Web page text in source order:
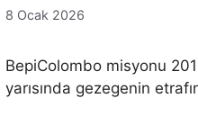
8 Ocak 2026
BepiColombo misyonu
yarısında gezegenin